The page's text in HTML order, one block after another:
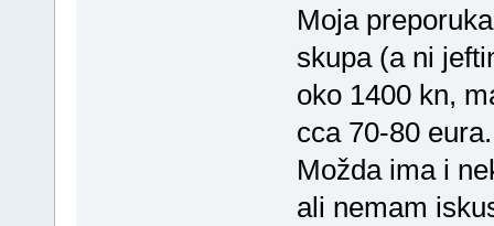
Moja
skupa (a ni
oko 1400 kn,
cca 70-80 eura.
Možda ima i
ali nemam